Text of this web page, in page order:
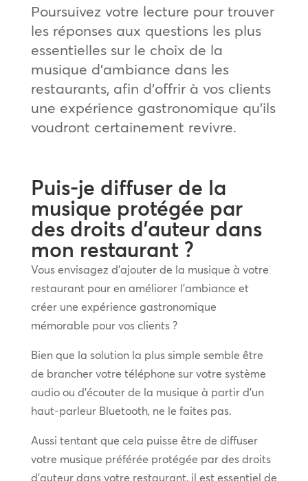
Poursuivez votre lecture pour trouver
les réponses aux questions les plus
essentielles sur le choix de la
musique d’ambiance dans les
restaurants, afin d’offrir à vos clients
une expérience gastronomique qu’ils
voudront certainement revivre.
Puis-je diffuser de la
musique protégée par
des droits d’auteur dans
mon restaurant ?
Vous envisagez d’ajouter de la musique à votre
restaurant pour en améliorer l’ambiance et
créer une expérience gastronomique
mémorable pour vos clients ?
Bien que la solution la plus simple semble être
de brancher votre téléphone sur votre système
audio ou d’écouter de la musique à partir d’un
haut-parleur Bluetooth, ne le faites pas.
Aussi tentant que cela puisse être de diffuser
votre musique préférée protégée par des droits
d’auteur dans votre restaurant, il est essentiel de